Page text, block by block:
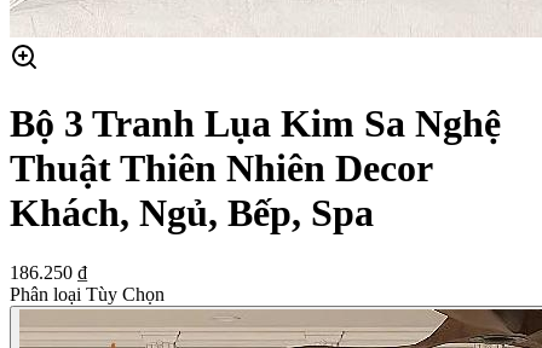
Bộ 3 Tranh Lụa Kim Sa Nghệ
Thuật Thiên Nhiên Decor
Khách, Ngủ, Bếp, Spa
186.250 ₫
Phân loại Tùy Chọn